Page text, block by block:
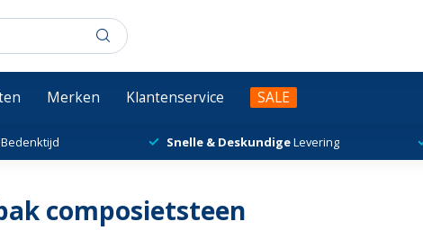
Merken Klantenservice SALE
Bedenktijd Snelle & DeskundigeLevering
composietsteen